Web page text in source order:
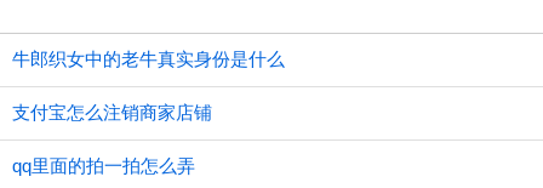
牛郎织女中的老牛真实身份是什么
支付宝怎么注销商家店铺
qq里面的拍一拍怎么弄